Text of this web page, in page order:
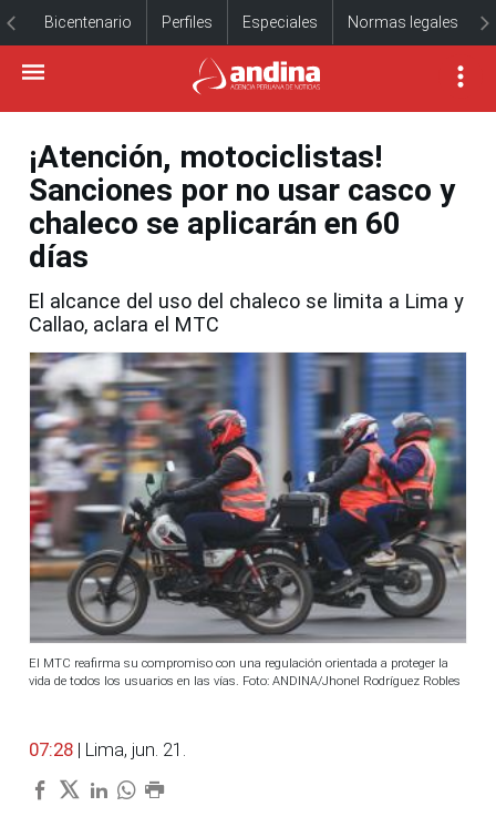
Bicentenario Perfiles Especiales Normas legales
¡Atención, motociclistas!
Sanciones por no usar casco y
chaleco se aplicarán en 60
días
El alcance del uso del chaleco se limita a Lima y
Callao, aclara el MTC
El MTC reafirma su compromiso con una regulación orientada a proteger la
vida de todos los usuarios en las vías. Foto: ANDINA/Jhonel Rodríguez Robles
07:28 | Lima, jun. 21.